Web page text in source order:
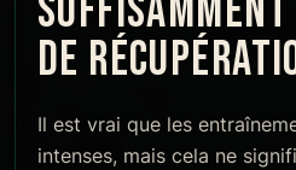
DE
Il est vrai que les
intenses, mais cela ne